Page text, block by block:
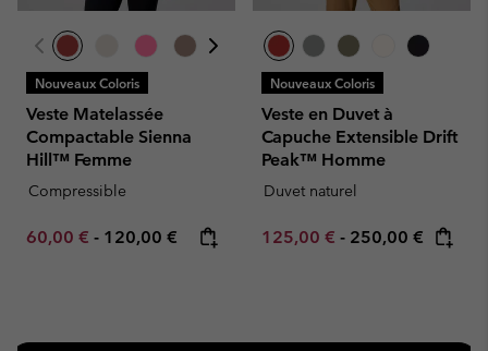
Nouveaux Coloris
Veste Matelassée
Compactable Sienna
Hill™ Femme
Compressible
Minimum sale price:
60,00 € - Maximum price:
120,00 €
Nouveaux Coloris
Veste en Duvet à
Capuche Extensible Drift
Peak™ Homme
Duvet naturel
Minimum sale price:
125,00 € - Maximum price:
250,00 €